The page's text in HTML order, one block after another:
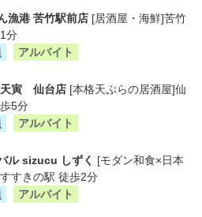
漁港 苦竹駅前店 [居酒屋・海鮮]苦竹
分
アルバイト
天寅 仙台店 [本格天ぷらの居酒屋]仙
5分
アルバイト
ル sizucu しずく [モダン和食×日本
すきの駅 徒歩2分
アルバイト